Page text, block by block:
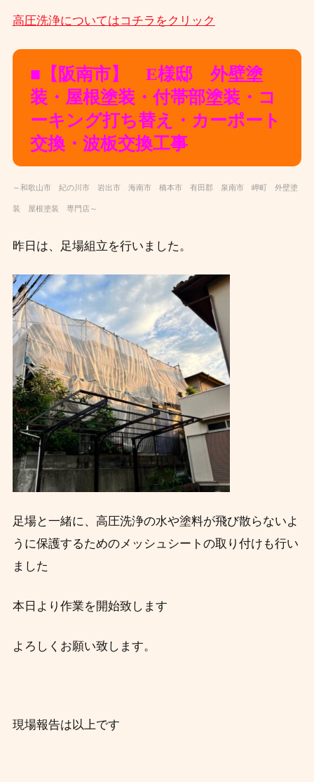
高圧洗浄についてはコチラをクリック
■【阪南市】 E様邸 外壁塗
装・屋根塗装・付帯部塗装・コ
ーキング打ち替え・カーポート
交換・波板交換工事
～和歌山市 紀の川市 岩出市 海南市 橋本市 有田郡 泉南市 岬町 外壁塗
装 屋根塗装 専門店～
昨日は、足場組立を行いました。
足場と一緒に、高圧洗浄の水や塗料が飛び散らないよ
うに保護するためのメッシュシートの取り付けも行い
ました
本日より作業を開始致します
よろしくお願い致します。
現場報告は以上です